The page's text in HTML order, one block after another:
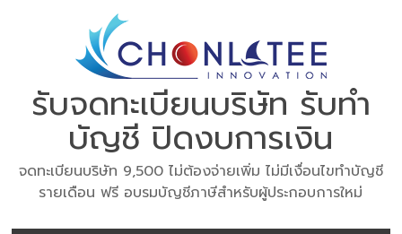
รับจดทะเบียนบริษัท รับทำ
บัญชี ปิดงบการเงิน
จดทะเบียนบริษัท 9,500 ไม่ต้องจ่ายเพิ่ม ไม่มีเงื่อนไขทำบัญชี
รายเดือน ฟรี อบรมบัญชีภาษีสำหรับผู้ประกอบการใหม่